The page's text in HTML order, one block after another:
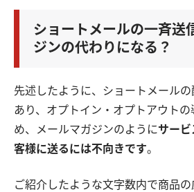
ショートメールの一斉送
ジンの代わりになる？
先述したように、ショートメール
あり、オプトイン・オプトアウト
め、メールマガジンのようにサー
客様に送るには不向きです。
ご紹介したような文字数内で商品